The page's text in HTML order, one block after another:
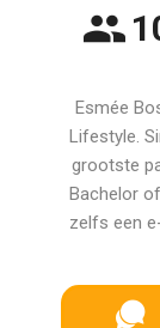
Esmée
Lifestyle.
grootste
Bachelor
zelfs een